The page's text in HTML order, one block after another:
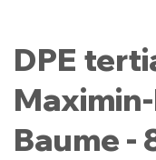
DPE
Baume -